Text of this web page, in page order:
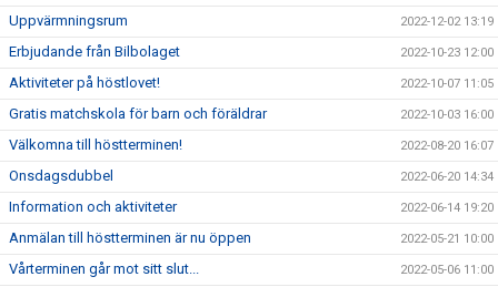
Uppvärmningsrum 2022-12-02 13:19
Erbjudande från Bilbolaget 2022-10-23 12:00
Aktiviteter på höstlovet! 2022-10-07 11:05
Gratis matchskola för barn och föräldrar 2022-10-03 16:00
Välkomna till höstterminen! 2022-08-20 16:07
Onsdagsdubbel 2022-06-20 14:34
Information och aktiviteter 2022-06-14 19:20
Anmälan till höstterminen är nu öppen 2022-05-21 10:00
Vårterminen går mot sitt slut... 2022-05-06 11:00